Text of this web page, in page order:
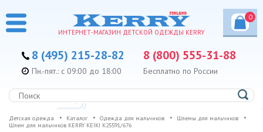
ИНТЕРНЕТ-МАГАЗИН ДЕТСКОЙ ОДЕЖДЫ KERRY
0
8 (495) 215-28-82 8 (800) 555-31-88
Бесплатно по России
Пн.-пят.: с 09:00 до 18:00
Детская одежда Каталог Одежда для мальчиков
Шлемы для мальчиков
Шлем для мальчиков KERRY KEIKI K25591/676